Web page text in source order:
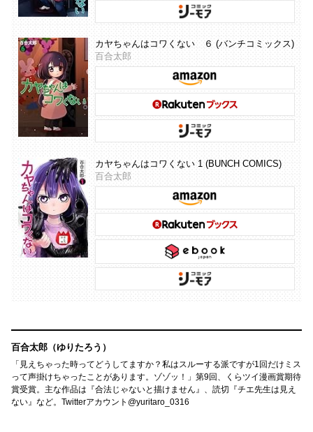
カヤちゃんはコワくない ６ (バンチコミックス)
百合太郎
カヤちゃんはコワくない 1 (BUNCH COMICS)
百合太郎
百合太郎（ゆりたろう）
「見えちゃった時ってどうしてますか？私はスルーする派ですが1回だけミス
って声掛けちゃったことがあります。ゾゾッ！」第9回、くらツイ漫画賞期待
賞受賞。主な作品は『合法じゃないと描けません』、読切『チエ先生は見え
ない』など。Twitterアカウント@yuritaro_0316